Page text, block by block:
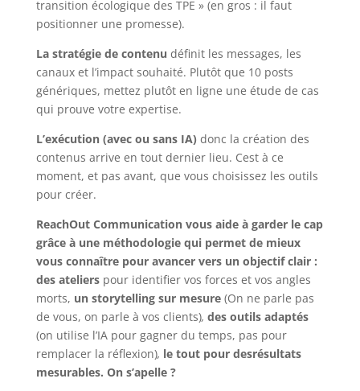
transition écologique des TPE » (en gros : il faut
positionner une promesse).
La stratégie de contenu définit les messages, les
canaux et l’impact souhaité. Plutôt que 10 posts
génériques, mettez plutôt en ligne une étude de cas
qui prouve votre expertise.
L’exécution (avec ou sans IA) donc la création des
contenus arrive en tout dernier lieu. Cest à ce
moment, et pas avant, que vous choisissez les outils
pour créer.
ReachOut Communication vous aide à garder le cap
grâce à une méthodologie qui permet de mieux
vous connaître pour avancer vers un objectif clair :
des atelierspour identifier vos forces et vos angles
morts, un storytelling sur mesure(On ne parle pas
de vous, on parle à vos clients), des outils adaptés
(on utilise l’IA pour gagner du temps, pas pour
remplacer la réflexion), le tout pour desrésultats
mesurables. On s’apelle ?